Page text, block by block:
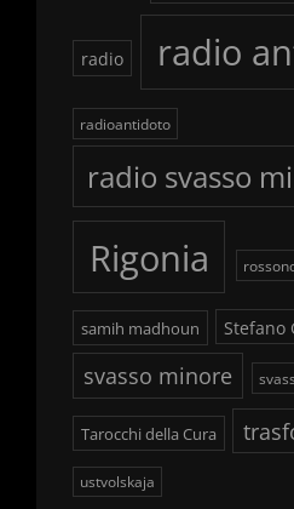
radio radio
radioantidoto
radio svasso
Rigonia
samih madhoun Stefano
svasso minore
Tarocchi della Cura
ustvolskaja